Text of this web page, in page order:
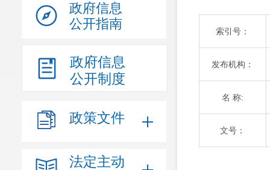
政府信息
公开指南
政府信息
公开制度
政策文件
法定主动
索引号：
发布机构：
名 称:
文号：